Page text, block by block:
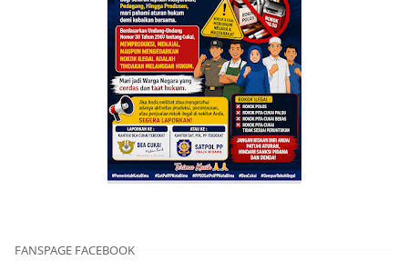
FANSPAGE FACEBOOK